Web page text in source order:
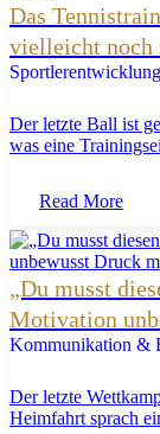
Das
vielleicht noch
Sportlerentwicklung
Der letzte Ball ist
was eine
Read More
„Du musst
Motivation
Kommunikation &
Der letzte
Heimfahrt sprach